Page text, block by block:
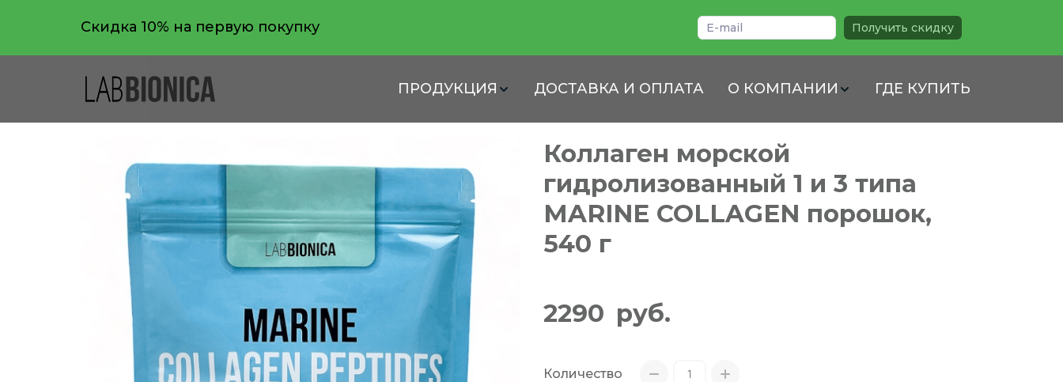
Скидка 10% на первую покупку Получить скидку
ПРОДУКЦИЯ ДОСТАВКА И ОПЛАТА О КОМПАНИИ ГДЕ КУПИТЬ
Коллаген морской
гидролизованный 1 и 3 типа
MARINE COLLAGEN порошок,
540 г
2290 руб.
Количество